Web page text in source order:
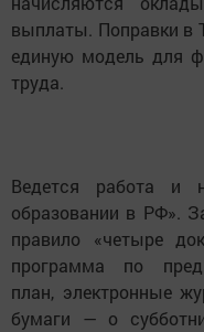
выплаты. Поправки в
единую модель для
труда.
Ведется работа и
образовании в РФ».
правило «четыре
программа по
план, электронные
бумаги — о